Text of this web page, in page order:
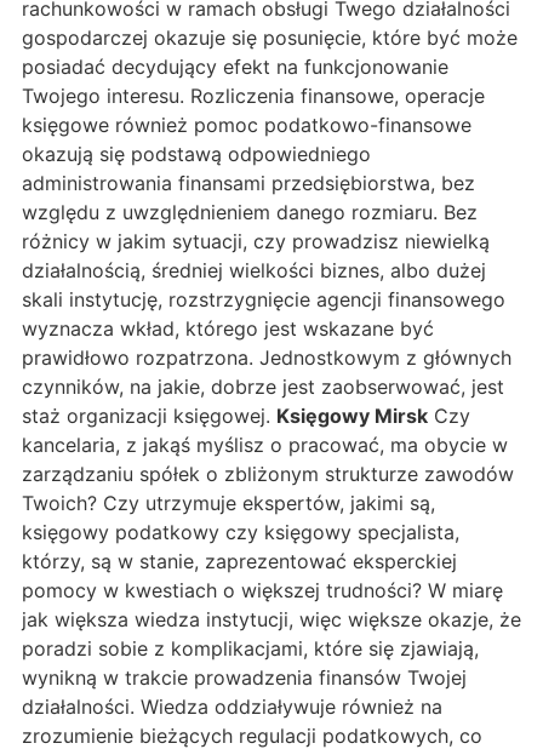
rachunkowości w ramach obsługi Twego działalności
gospodarczej okazuje się posunięcie, które być może
posiadać decydujący efekt na funkcjonowanie
Twojego interesu. Rozliczenia finansowe, operacje
księgowe również pomoc podatkowo-finansowe
okazują się podstawą odpowiedniego
administrowania finansami przedsiębiorstwa, bez
względu z uwzględnieniem danego rozmiaru. Bez
różnicy w jakim sytuacji, czy prowadzisz niewielką
działalnością, średniej wielkości biznes, albo dużej
skali instytucję, rozstrzygnięcie agencji finansowego
wyznacza wkład, którego jest wskazane być
prawidłowo rozpatrzona. Jednostkowym z głównych
czynników, na jakie, dobrze jest zaobserwować, jest
staż organizacji księgowej. Księgowy Mirsk Czy
kancelaria, z jakąś myślisz o pracować, ma obycie w
zarządzaniu spółek o zbliżonym strukturze zawodów
Twoich? Czy utrzymuje ekspertów, jakimi są,
księgowy podatkowy czy księgowy specjalista,
którzy, są w stanie, zaprezentować eksperckiej
pomocy w kwestiach o większej trudności? W miarę
jak większa wiedza instytucji, więc większe okazje, że
poradzi sobie z komplikacjami, które się zjawiają,
wynikną w trakcie prowadzenia finansów Twojej
działalności. Wiedza oddziaływuje również na
zrozumienie bieżących regulacji podatkowych, co